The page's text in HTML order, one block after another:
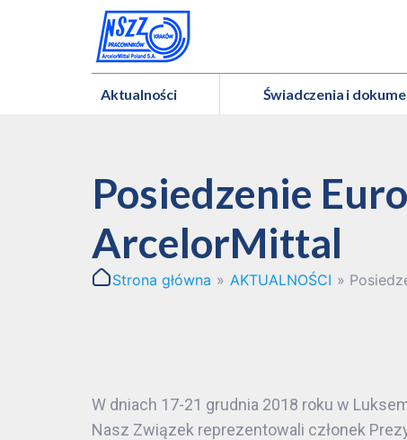
Aktualności Świadczenia i
Posiedzenie
ArcelorMittal
Strona główna » AKTUALNOŚCI »
W dniach 17-21 grudnia 2018 roku w
Nasz Związek reprezentowali członek